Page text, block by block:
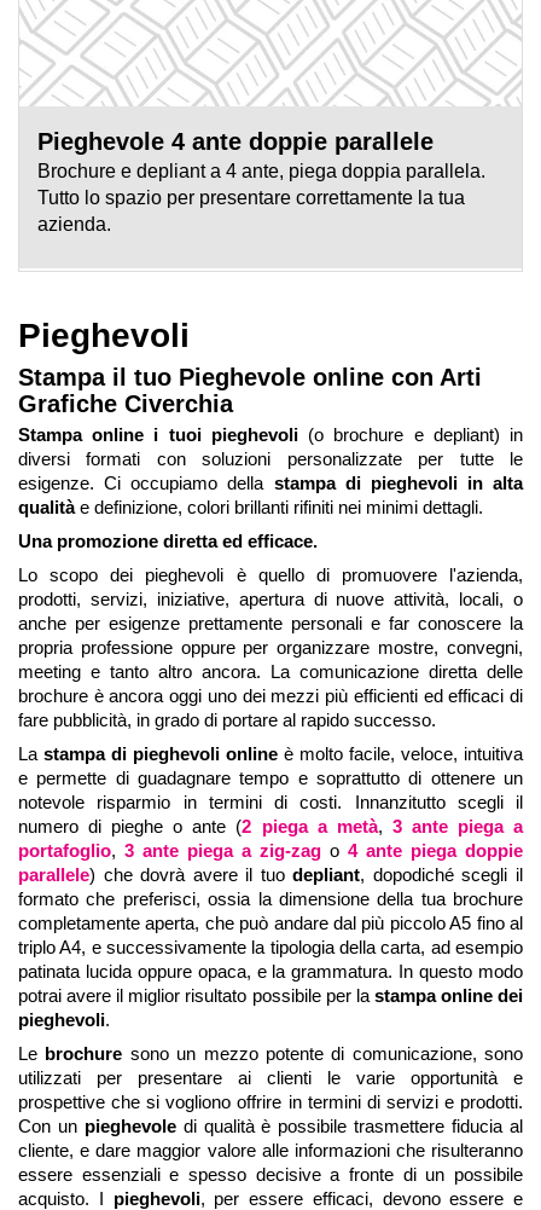
Pieghevole 4 ante doppie parallele
Brochure e depliant a 4 ante, piega doppia parallela.
Tutto lo spazio per presentare correttamente la tua
azienda.
Pieghevoli
Stampa il tuo Pieghevole online con Arti
Grafiche Civerchia
Stampa online i tuoi pieghevoli(o brochure e depliant) in
diversi formati con soluzioni personalizzate per tutte le
esigenze. Ci occupiamo della stampa di pieghevoli in alta
qualitàe definizione, colori brillanti rifiniti nei minimi dettagli.
Una promozione diretta ed efficace.
Lo scopo dei pieghevoli è quello di promuovere l'azienda,
prodotti, servizi, iniziative, apertura di nuove attività, locali, o
anche per esigenze prettamente personali e far conoscere la
propria professione oppure per organizzare mostre, convegni,
meeting e tanto altro ancora. La comunicazione diretta delle
brochure è ancora oggi uno dei mezzi più efficienti ed efficaci di
fare pubblicità, in grado di portare al rapido successo.
La stampa di pieghevoli online è molto facile, veloce, intuitiva
e permette di guadagnare tempo e soprattutto di ottenere un
notevole risparmio in termini di costi. Innanzitutto scegli il
numero di pieghe o ante (2 piega a metà, 3 ante piega a
portafoglio, 3 ante piega a zig-zag o 4 ante piega doppie
parallele) che dovrà avere il tuodepliant, dopodiché scegli il
formato che preferisci, ossia la dimensione della tua brochure
completamente aperta, che può andare dal più piccolo A5 fino al
triplo A4, e successivamente la tipologia della carta, ad esempio
patinata lucida oppure opaca, e la grammatura. In questo modo
potrai avere il miglior risultato possibile per la stampa online dei
pieghevoli.
Le brochure sono un mezzo potente di comunicazione, sono
utilizzati per presentare ai clienti le varie opportunità e
prospettive che si vogliono offrire in termini di servizi e prodotti.
Con un pieghevoledi qualità è possibile trasmettere fiducia al
cliente, e dare maggior valore alle informazioni che risulteranno
essere essenziali e spesso decisive a fronte di un possibile
acquisto. I pieghevoli, per essere efficaci, devono essere e